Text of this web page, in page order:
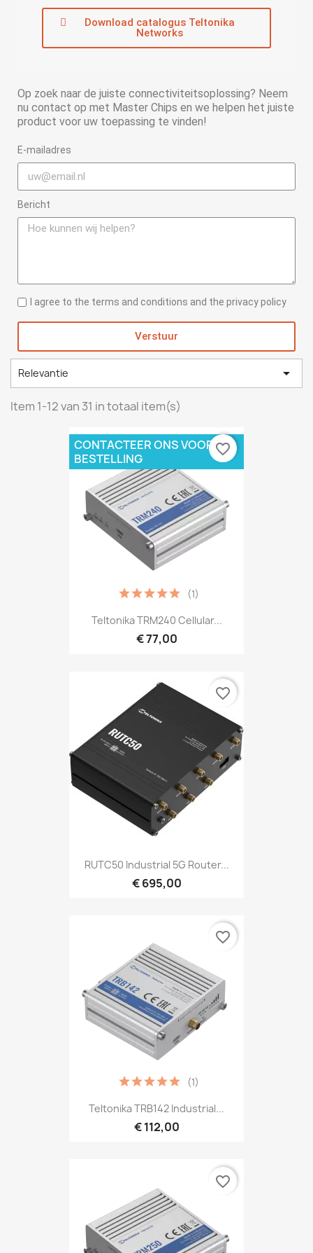
Download catalogus Teltonika
Networks
Op zoek naar de juiste connectiviteitsoplossing? Neem
nu contact op met Master Chips en we helpen het juiste
product voor uw toepassing te vinden!
E-mailadres
Bericht
I agree to the terms and conditions and the privacy policy
Verstuur
Relevantie 
Item 1-12 van 31 in totaal item(s)
Teltonika TRM240 Cellular...
€ 77,00
(1)
CONTACTEER ONS VOOR
BESTELLING
favorite_border
RUTC50 Industrial 5G Router...
€ 695,00
favorite_border
Teltonika TRB142 Industrial...
€ 112,00
(1)
favorite_border
favorite_border